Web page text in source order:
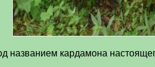
названием кардамона